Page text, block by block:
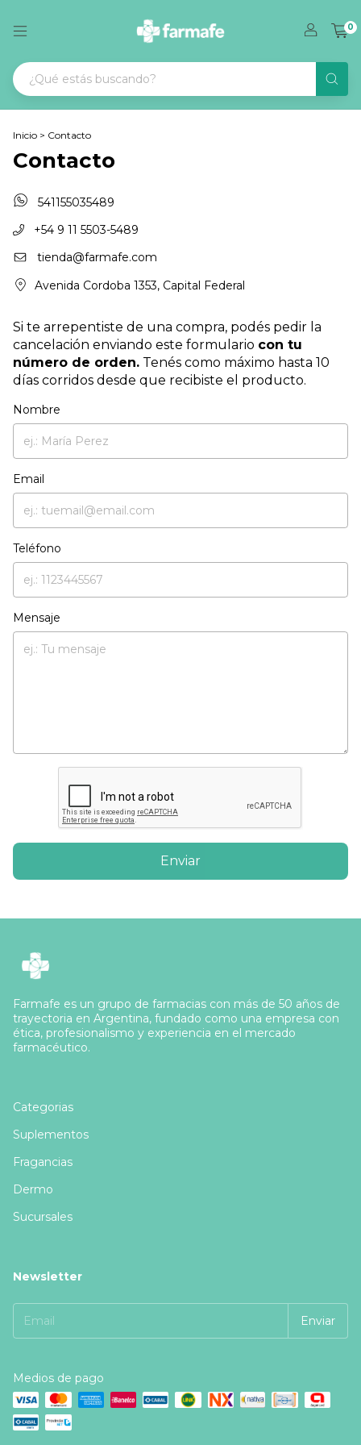
0
Inicio > Contacto
Contacto
541155035489
+54 9 11 5503-5489
tienda@farmafe.com
Avenida Cordoba 1353, Capital Federal
Si te arrepentiste de una compra, podés pedir la
cancelación enviando este formulario con tu
número de orden. Tenés como máximo hasta 10
días corridos desde que recibiste el producto.
Nombre
Email
Teléfono
Mensaje
Enviar
Farmafe es un grupo de farmacias con más de 50 años de
trayectoria en Argentina, fundado como una empresa con
ética, profesionalismo y experiencia en el mercado
farmacéutico.
Categorias
Suplementos
Fragancias
Dermo
Sucursales
Newsletter
Medios de pago